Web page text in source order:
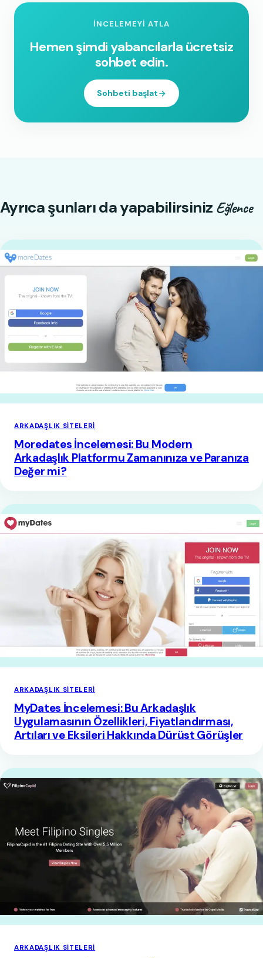
İNCELEMEYI ATLA
Hemen şimdi yabancılarla ücretsiz
sohbet edin.
Sohbeti başlat
Ayrıca şunları da yapabilirsiniz Eğlence
ARKADAŞLIK SITELERI
Moredates İncelemesi: Bu Modern
Arkadaşlık Platformu Zamanınıza ve Paranıza
Değer mi?
ARKADAŞLIK SITELERI
MyDates İncelemesi: Bu Arkadaşlık
Uygulamasının Özellikleri, Fiyatlandırması,
Artıları ve Eksileri Hakkında Dürüst Görüşler
ARKADAŞLIK SITELERI